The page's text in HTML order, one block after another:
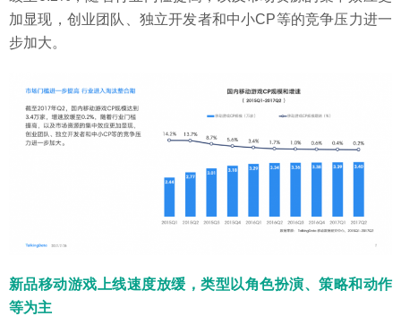
加显现，创业团队、独立开发者和中小CP等的竞争压力进一
步加大。
新品移动游戏上线速度放缓，类型以角色扮演、策略和动作
等为主